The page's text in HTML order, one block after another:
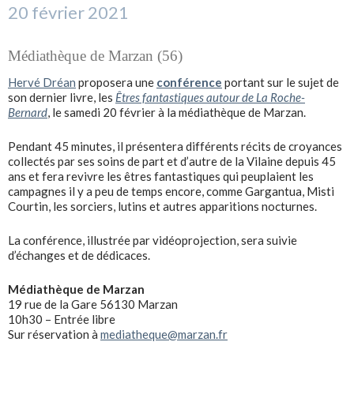
20 février 2021
Médiathèque de Marzan (56)
Hervé Dréan proposera une conférence portant sur le sujet de
son dernier livre, les Êtres fantastiques autour de La Roche-
Bernard, le samedi 20 février à la médiathèque de Marzan.
Pendant 45 minutes, il présentera différents récits de croyances
collectés par ses soins de part et d’autre de la Vilaine depuis 45
ans et fera revivre les êtres fantastiques qui peuplaient les
campagnes il y a peu de temps encore, comme Gargantua, Misti
Courtin, les sorciers, lutins et autres apparitions nocturnes.
La conférence, illustrée par vidéoprojection, sera suivie
d’échanges et de dédicaces.
Médiathèque de Marzan
19 rue de la Gare 56130 Marzan
10h30 – Entrée libre
Sur réservation à mediatheque@marzan.fr